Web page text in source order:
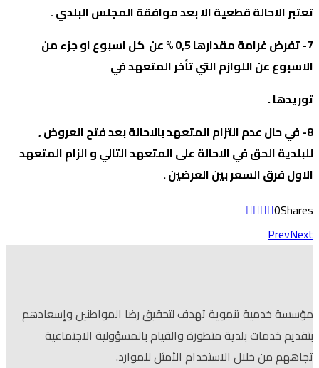
تعتبر الاحالة قطعية الا بعد موافقة المجلس البلدي .
7- تفرض غرامة مقدارها 0,5 % عن كل اسبوع او جزء من
الاسبوع عن اللوازم التي تأخر المتعهد في
توريدها .
8- في حال عدم التزام المتعهد بالاحالة بعد فتح العروض ,
للبلدية الحق في الاحالة على المتعهد التالي و الزام المتعهد
الاول فرق السعر بين العرضين .
0Shares
PrevNext
مؤسسة خدمية تنموية تهدف لتحقيق رضا المواطنين وإسعادهم
بتقديم خدمات بلدية متطورة والقيام بالمسؤولية الاجتماعية
تجاههم من خلال الاستخدام الأمثل للموارد.